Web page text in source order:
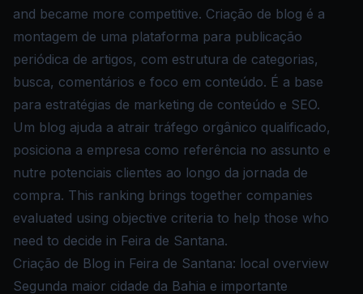
and became more competitive. Criação de blog é a
montagem de uma plataforma para publicação
periódica de artigos, com estrutura de categorias,
busca, comentários e foco em conteúdo. É a base
para estratégias de marketing de conteúdo e SEO.
Um blog ajuda a atrair tráfego orgânico qualificado,
posiciona a empresa como referência no assunto e
nutre potenciais clientes ao longo da jornada de
compra. This ranking brings together companies
evaluated using objective criteria to help those who
need to decide in Feira de Santana.
Criação de Blog in Feira de Santana: local overview
Segunda maior cidade da Bahia e importante